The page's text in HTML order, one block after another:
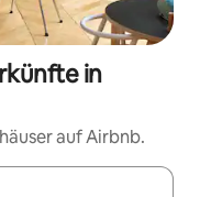
in
auf Airbnb.